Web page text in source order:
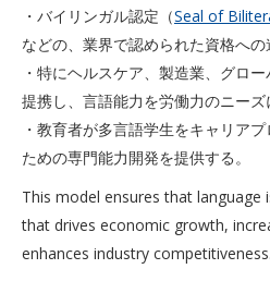
・バイリンガル認定（Seal of
などの、業界で認められた資格へ
・特にヘルスケア、製造業、グロ
提携し、言語能力を労働力のニーズ
・教育者が多言語学生をキャリア
ための専門能力開発を提供する。
This model ensures that language
that drives economic growth,
enhances industry competitiveness.